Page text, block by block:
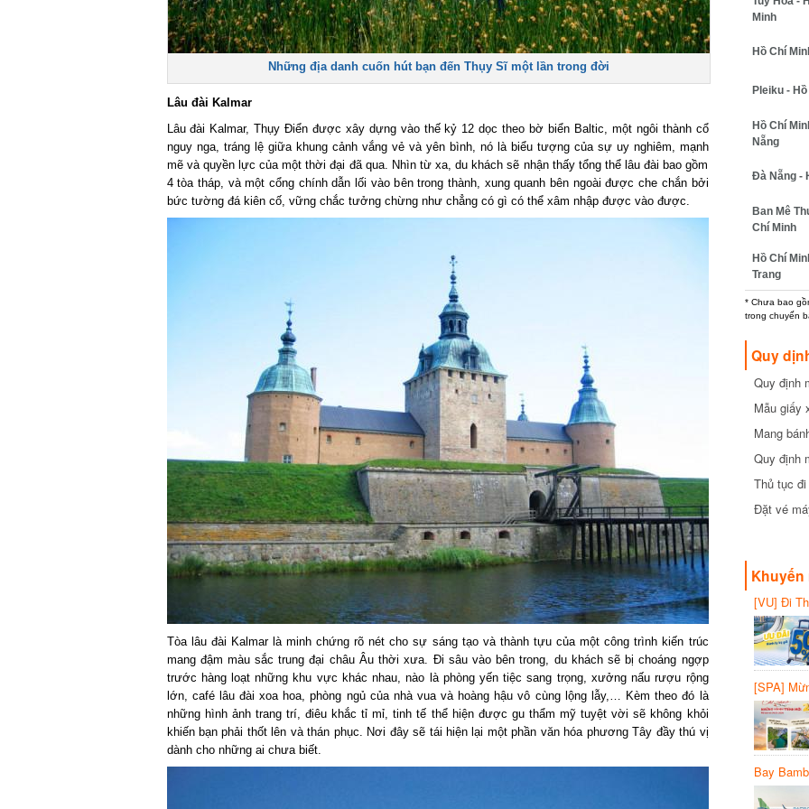
Những địa danh cuốn hút bạn đến Thụy Sĩ một lần trong đời
Lâu đài Kalmar
Lâu đài Kalmar, Thụy Điển được xây dựng vào thế kỷ 12 dọc theo bờ biển Baltic, một ngôi thành cổ
nguy nga, tráng lệ giữa khung cảnh vắng vẻ và yên bình, nó là biểu tượng của sự uy nghiêm, mạnh
mẽ và quyền lực của một thời đại đã qua. Nhìn từ xa, du khách sẽ nhận thấy tổng thể lâu đài bao gồm
4 tòa tháp, và một cổng chính dẫn lối vào bên trong thành, xung quanh bên ngoài được che chắn bởi
bức tường đá kiên cố, vững chắc tưởng chừng như chẳng có gì có thể xâm nhập được vào được.
Tòa lâu đài Kalmar là minh chứng rõ nét cho sự sáng tạo và thành tựu của một công trình kiến trúc
mang đậm màu sắc trung đại châu Âu thời xưa. Đi sâu vào bên trong, du khách sẽ bị choáng ngợp
trước hàng loạt những khu vực khác nhau, nào là phòng yến tiệc sang trọng, xưởng nấu rượu rộng
lớn, café lâu đài xoa hoa, phòng ngủ của nhà vua và hoàng hậu vô cùng lộng lẫy,… Kèm theo đó là
những hình ảnh trang trí, điêu khắc tỉ mỉ, tinh tế thể hiện được gu thẩm mỹ tuyệt vời sẽ không khỏi
khiến bạn phải thốt lên và thán phục. Nơi đây sẽ tái hiện lại một phần văn hóa phương Tây đầy thú vị
dành cho những ai chưa biết.
Minh
Hồ Chí
Pleiku -
Hồ Chí
Nẵng
Đà Nẵng -
Ban Mê
Chí Minh
Hồ Chí
Trang
* Chưa bao
trong chuyến
Quy
Quy định
cần biết
Mẫu giấy
Mang
Quy định
Thủ tục
Đặt vé
Khuyến
[VU] Đi
giảm
[SPA]
20%
Bay